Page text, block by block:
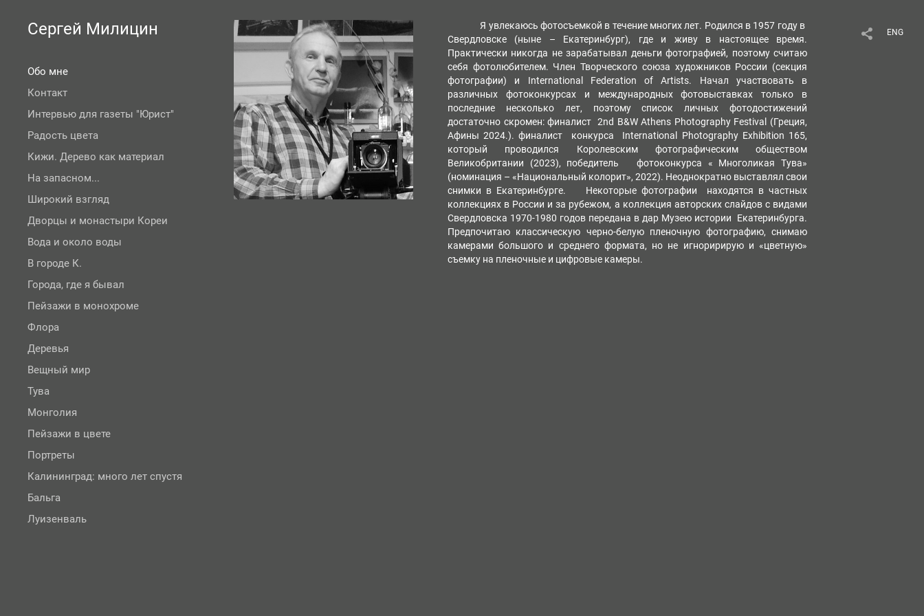
Сергей Милицин
Обо мне
Контакт
Интервью для газеты "Юрист"
Радость цвета
Кижи. Дерево как материал
На запасном...
Широкий взгляд
Дворцы и монастыри Кореи
Вода и около воды
В городе К.
Города, где я бывал
Пейзажи в монохроме
Флора
Деревья
Вещный мир
Тува
Монголия
Пейзажи в цвете
Портреты
Калининград: много лет спустя
Бальга
Луизенваль
ENG
Я увлекаюсь фотосъемкой в течение многих лет. Родился в 1957 году в
Свердловске (ныне – Екатеринбург), где и живу в настоящее время.
Практически никогда не зарабатывал деньги фотографией, поэтому считаю
себя фотолюбителем. Член Творческого союза художников России (секция
фотографии) и International Federation of Artists. Начал участвовать в
различных фотоконкурсах и международных фотовыставках только в
последние несколько лет, поэтому список личных фотодостижений
достаточно скромен: финалист 2nd B&W Athens Photography Festival (Греция,
Афины 2024.). финалист конкурса International Photography Exhibition 165,
который проводился Королевским фотографическим обществом
Великобритании (2023), победитель фотоконкурса « Многоликая Тува»
(номинация – «Национальный колорит», 2022). Неоднократно выставлял свои
снимки в Екатеринбурге. Некоторые фотографии находятся в частных
коллекциях в России и за рубежом, а коллекция авторских слайдов с видами
Свердловска 1970-1980 годов передана в дар Музею истории Екатеринбурга.
Предпочитаю классическую черно-белую пленочную фотографию, снимаю
камерами большого и среднего формата, но не игноририрую и «цветную»
съемку на пленочные и цифровые камеры.